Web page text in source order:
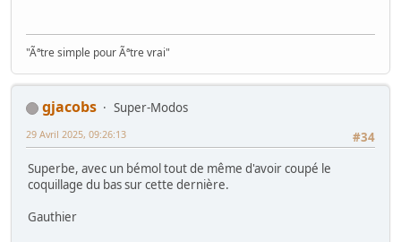
"Ãªtre simple pour Ãªtre vrai"
gjacobs
Super-Modos
#34
29 Avril 2025, 09:26:13
Superbe, avec un bémol tout de même d'avoir coupé le
coquillage du bas sur cette dernière.
Gauthier